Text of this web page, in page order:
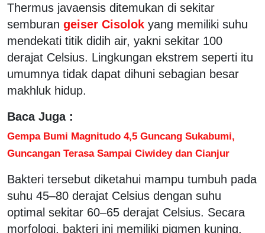
Thermus javaensis ditemukan di sekitar
semburan geiser Cisolok yang memiliki suhu
mendekati titik didih air, yakni sekitar 100
derajat Celsius. Lingkungan ekstrem seperti itu
umumnya tidak dapat dihuni sebagian besar
makhluk hidup.
Baca Juga :
Gempa Bumi Magnitudo 4,5 Guncang Sukabumi,
Guncangan Terasa Sampai Ciwidey dan Cianjur
Bakteri tersebut diketahui mampu tumbuh pada
suhu 45–80 derajat Celsius dengan suhu
optimal sekitar 60–65 derajat Celsius. Secara
morfologi, bakteri ini memiliki pigmen kuning,